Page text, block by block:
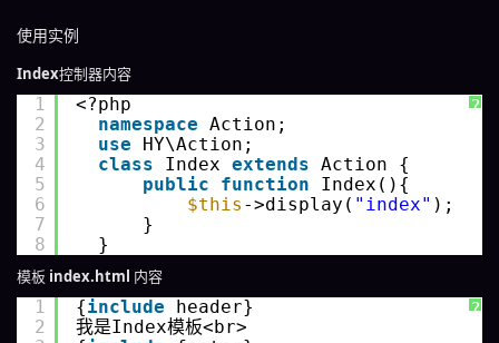
使用实例
Index控制器内容
?
1
2
3
4
5
6
7
8
<?php
namespace Action;
use
HY\Action;
class
Index extends Action {
public
function
Index(){
$this ->display( "index" );
}
}
模板 index.html 内容
?
1
2
{include
header}
我是Index模板<br>